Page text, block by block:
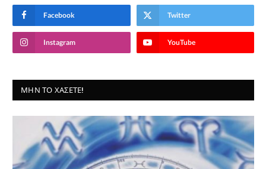
Facebook Twitter
Instagram YouTube
ΜΗΝ ΤΟ ΧΆΣΕΤΕ!